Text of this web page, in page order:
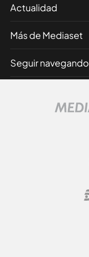
Actualidad
Más de Mediaset
Seguir navegando